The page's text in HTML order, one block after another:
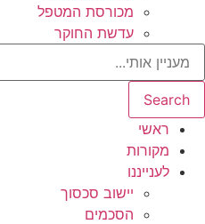
מכורסת המטפל
עדשת החוקר
Search
ראשי
מקורות
לענייננו
יישוב סכסוך
הסכמים